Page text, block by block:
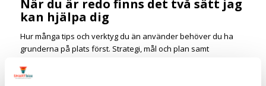
När du är redo finns det två sätt jag
kan hjälpa dig
Hur många tips och verktyg du än använder behöver du ha
grunderna på plats först. Strategi, mål och plan samt
Under de senaste 10 åren har jag hjälpt många företag och